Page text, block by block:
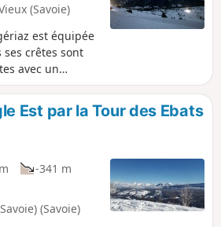
(Savoie)
est équipée
crêtes sont
avec un
en
et dégageant
Le terrain
Est par la Tour des Ebats
-341 m
(Savoie)